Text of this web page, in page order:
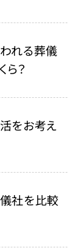
れる葬儀
？
をお考え
社を比較